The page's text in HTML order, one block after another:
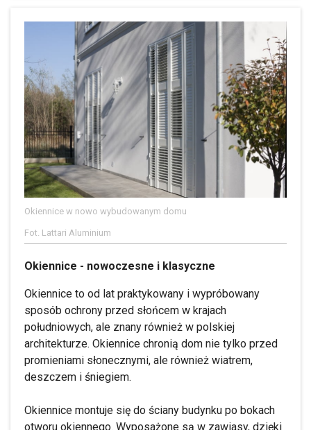
Okiennice w nowo wybudowanym domu
Fot. Lattari Aluminium
Okiennice - nowoczesne i klasyczne
Okiennice to od lat praktykowany i wypróbowany
sposób ochrony przed słońcem w krajach
południowych, ale znany również w polskiej
architekturze. Okiennice chronią dom nie tylko przed
promieniami słonecznymi, ale również wiatrem,
deszczem i śniegiem.
Okiennice montuje się do ściany budynku po bokach
otworu okiennego. Wyposażone są w zawiasy, dzięki